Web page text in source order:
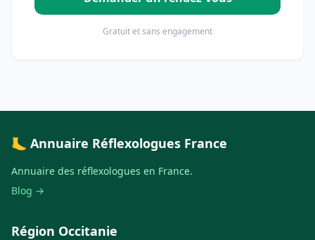
Gratuit et sans engagement
🦶 Annuaire Réflexologues France
Annuaire des réflexologues en France.
Blog →
Région Occitanie